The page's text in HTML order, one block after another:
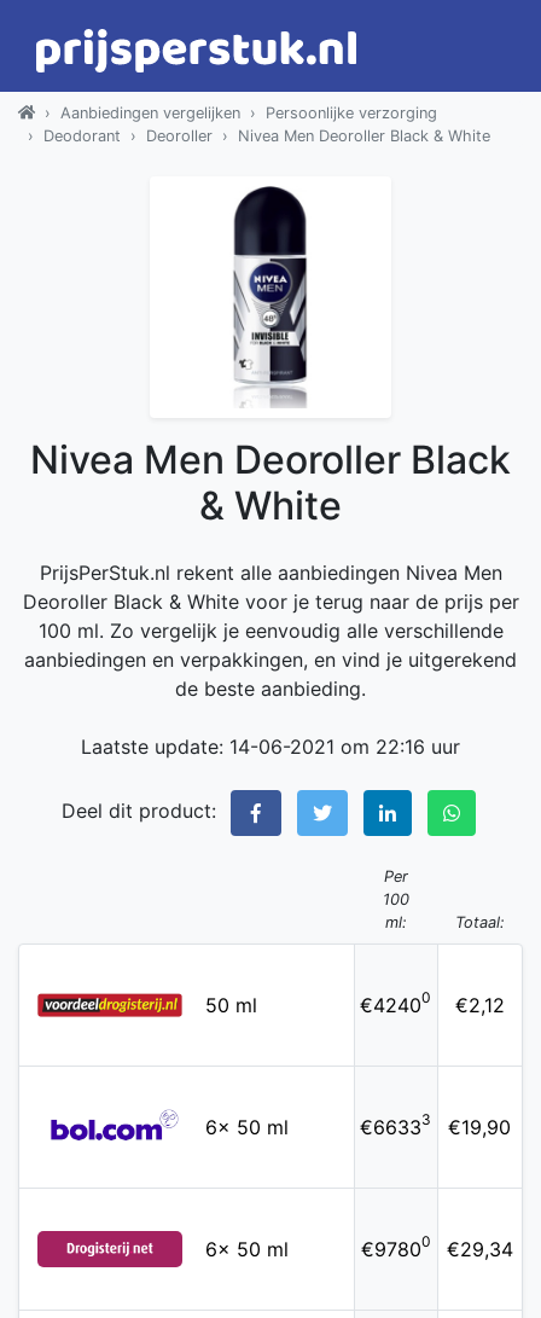
Aanbiedingen vergelijken
Persoonlijke verzorging
Deodorant
Deoroller Nivea Men Deoroller Black & White
Nivea Men Deoroller Black
& White
PrijsPerStuk.nl rekent alle aanbiedingen Nivea Men
Deoroller Black & White voor je terug naar de prijs per
100 ml. Zo vergelijk je eenvoudig alle verschillende
aanbiedingen en verpakkingen, en vind je uitgerekend
de beste aanbieding.
Laatste update: 14-06-2021 om 22:16 uur
Deel dit product:
Per
100
ml:
Totaal:
50 ml €42400 €2,12
6x 50 ml €66333 €19,90
6x 50 ml €97800 €29,34